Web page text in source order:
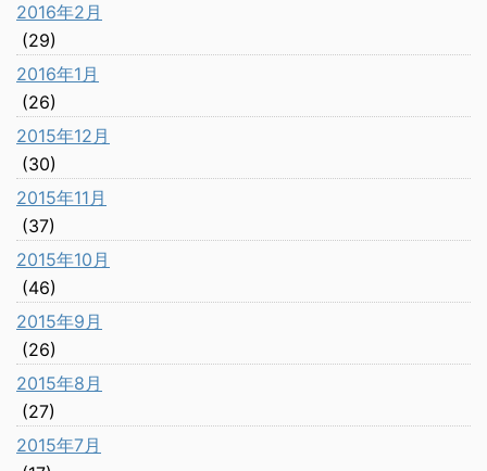
2016年2月
(29)
2016年1月
(26)
2015年12月
(30)
2015年11月
(37)
2015年10月
(46)
2015年9月
(26)
2015年8月
(27)
2015年7月